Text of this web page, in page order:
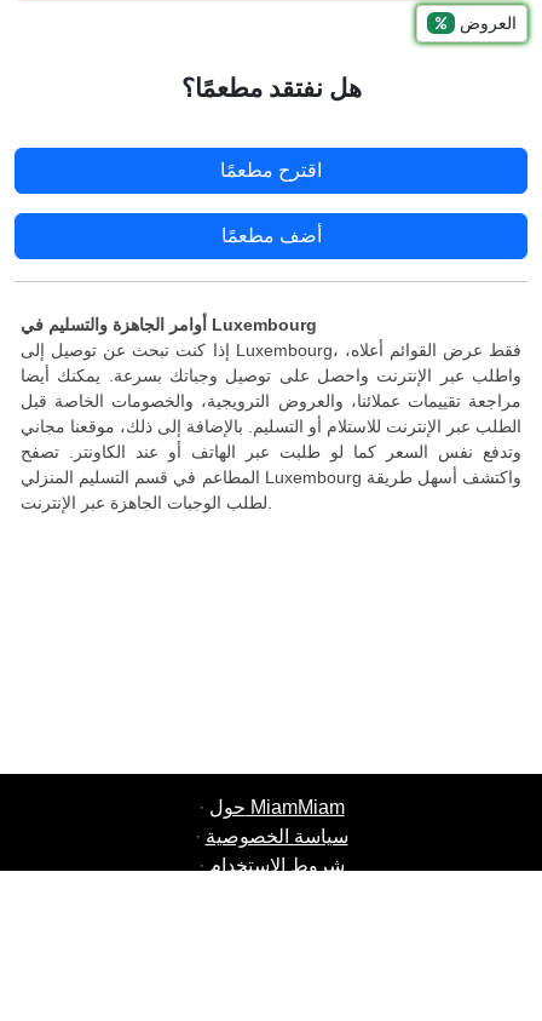
العروض
هل نفتقد مطعمًا؟
اقترح مطعمًا
أضف مطعمًا
أوامر الجاهزة والتسليم في Luxembourg
إذا كنت تبحث عن توصيل إلى Luxembourg، فقط عرض القوائم أعلاه،
واطلب عبر الإنترنت واحصل على توصيل وجباتك بسرعة. يمكنك أيضا
مراجعة تقييمات عملائنا، والعروض الترويجية، والخصومات الخاصة قبل
الطلب عبر الإنترنت للاستلام أو التسليم. بالإضافة إلى ذلك، موقعنا مجاني
وتدفع نفس السعر كما لو طلبت عبر الهاتف أو عند الكاونتر. تصفح
المطاعم في قسم التسليم المنزلي Luxembourg واكتشف أسهل طريقة
·
حول MiamMiam
· سياسة الخصوصية
· شروط الاستخدام